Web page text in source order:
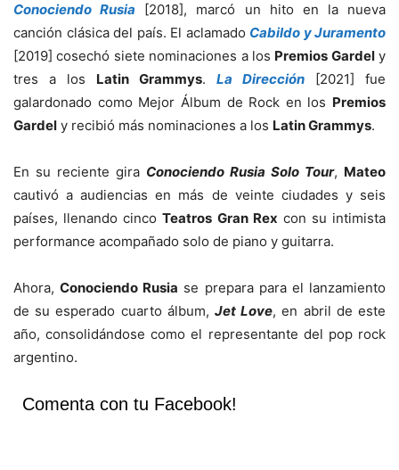
Conociendo Rusia [2018], marcó un hito en la nueva
canción clásica del país. El aclamado Cabildo y Juramento
[2019] cosechó siete nominaciones a los Premios Gardely
tres a los Latin Grammys. La Dirección [2021] fue
galardonado como Mejor Álbum de Rock en los Premios
Gardel y recibió más nominaciones a los Latin Grammys.
En su reciente gira Conociendo Rusia Solo Tour, Mateo
cautivó a audiencias en más de veinte ciudades y seis
países, llenando cincoTeatros Gran Rex con su intimista
performance acompañado solo de piano y guitarra.
Ahora,Conociendo Rusia se prepara para el lanzamiento
de su esperado cuarto álbum, Jet Love, en abril de este
año, consolidándose como el representante del pop rock
argentino.
Comenta con tu Facebook!